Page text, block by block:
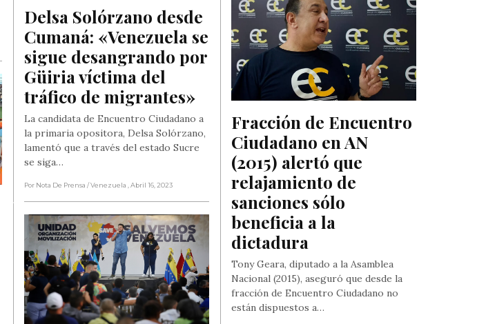
Delsa Solórzano desde
Cumaná: «Venezuela se
sigue desangrando por
Güiria víctima del
tráfico de migrantes»
La candidata de Encuentro Ciudadano a
la primaria opositora, Delsa Solórzano,
lamentó que a través del estado Sucre
se siga…
Por Nota De Prensa / Venezuela , Abril 16, 2023
Fracción de Encuentro
Ciudadano en AN
(2015) alertó que
relajamiento de
sanciones sólo
beneficia a la
dictadura
Tony Geara, diputado a la Asamblea
Nacional (2015), aseguró que desde la
fracción de Encuentro Ciudadano no
están dispuestos a…